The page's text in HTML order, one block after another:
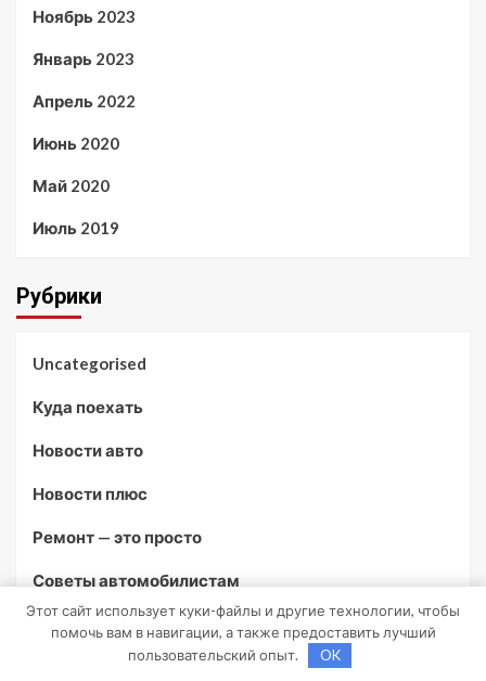
Ноябрь 2023
Январь 2023
Апрель 2022
Июнь 2020
Май 2020
Июль 2019
Рубрики
Uncategorised
Куда поехать
Новости авто
Новости плюс
Ремонт — это просто
Советы автомобилистам
Техобслуживание своими руками
Этот сайт использует куки-файлы и другие технологии, чтобы
помочь вам в навигации, а также предоставить лучший
пользовательский опыт.
OK